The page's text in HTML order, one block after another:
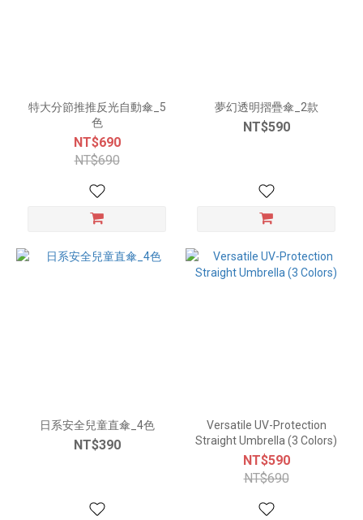
特大分節推推反光自動傘_5
色
NT$690
NT$690
夢幻透明摺疊傘_2款
NT$590
日系安全兒童直傘_4色
NT$390
Versatile UV-Protection
Straight Umbrella (3 Colors)
NT$590
NT$690